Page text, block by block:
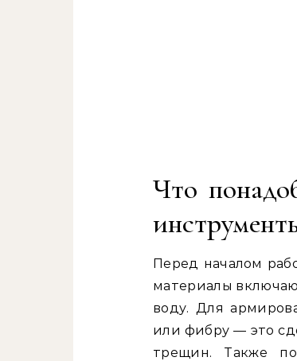
Что
Перед началом
материалы
воду. Для
или фибру — это
трещин. Также